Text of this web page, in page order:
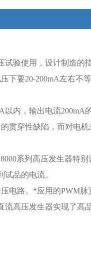
验使用，设计制造的
下要20-200mA左右不
以内，输出电流200mA
贯穿性缺陷，而对电
系列高压发生器特
品的电流。
电路。*应用的PWM脉
高压发生器实现了高